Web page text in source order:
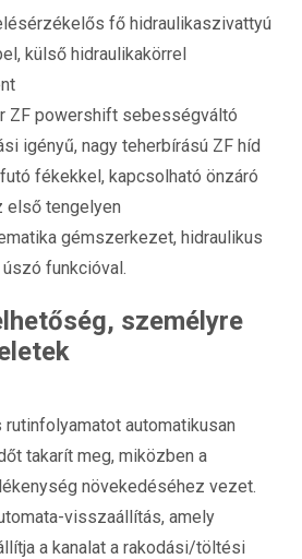
fő hidraulikaszivattyú
külső hidraulikakörrel
ZF powershift sebességváltó
igényű, nagy teherbírású ZF híd
fékekkel, kapcsolható önzáró
első tengelyen
gémszerkezet, hidraulikus
funkcióval.
személyre
automatikusan
takarít meg, miközben a
növekedéséhez vezet.
visszaállítás, amely
a kanalat a rakodási/töltési